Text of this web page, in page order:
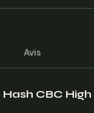
Avis
Hash CBC High